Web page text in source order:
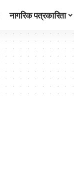
नागरिक पत्रकारिता